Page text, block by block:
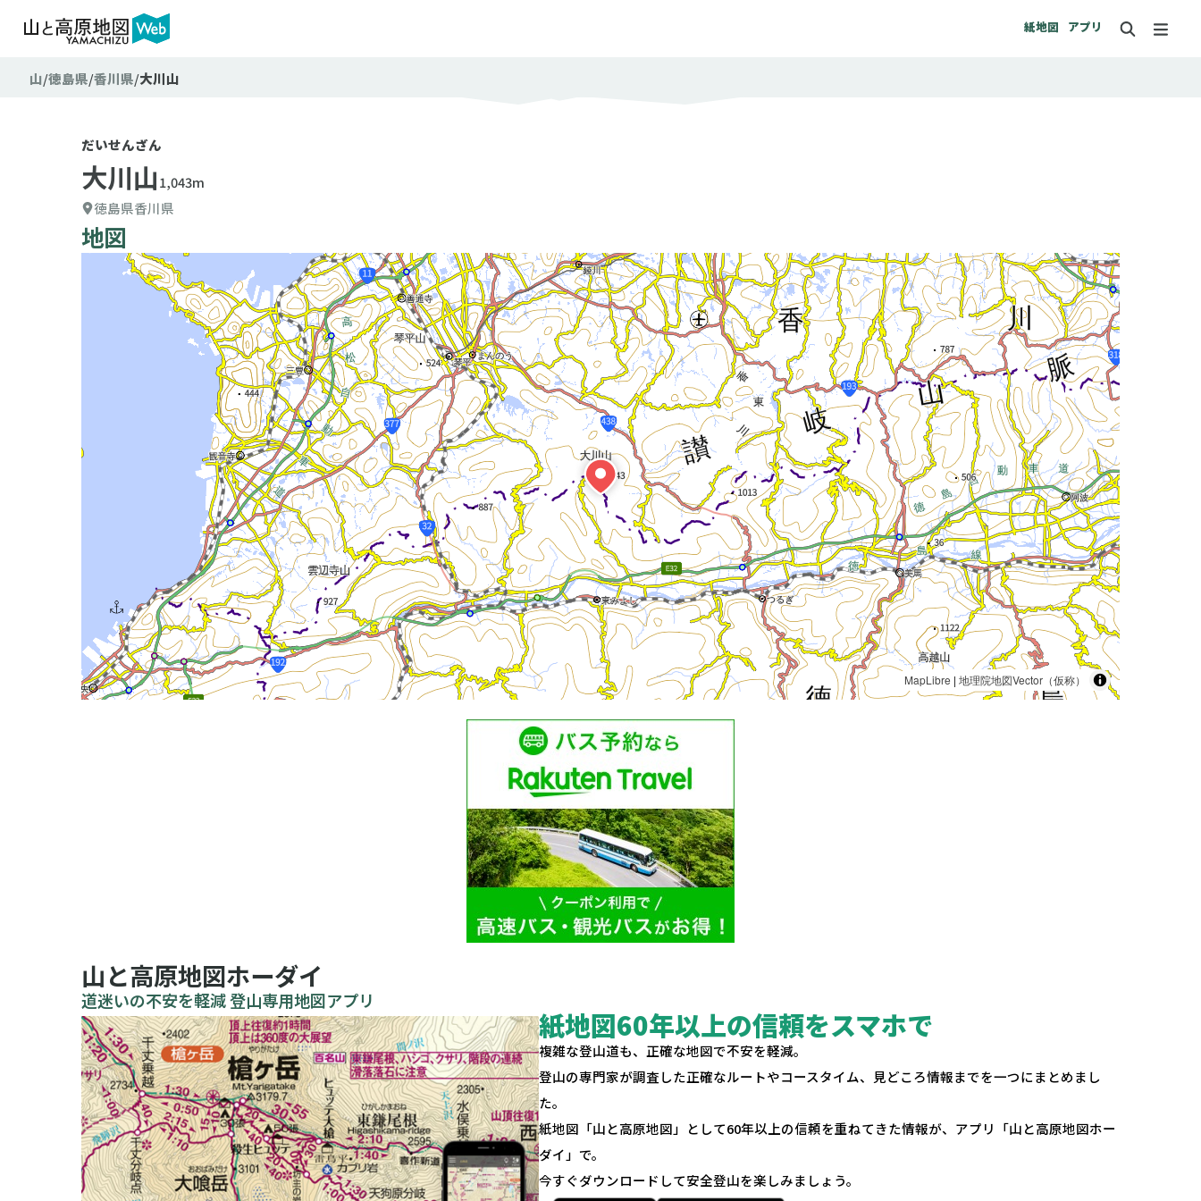
紙地図 アプリ
山 徳島県 香川県 大川山
だいせんざん
大川山1,043m
徳島県香川県
地図
MapLibre |地理院地図Vector（仮称）
山と高原地図ホーダイ
道迷いの不安を軽減 登山専用地図アプリ
紙地図60年以上の信頼をスマホで
複雑な登山道も、正確な地図で不安を軽減。
登山の専門家が調査した正確なルートやコースタイム、見どころ情報までを一つにまとめまし
た。
紙地図「山と高原地図」として60年以上の信頼を重ねてきた情報が、アプリ「山と高原地図ホー
ダイ」で。
今すぐダウンロードして安全登山を楽しみましょう。